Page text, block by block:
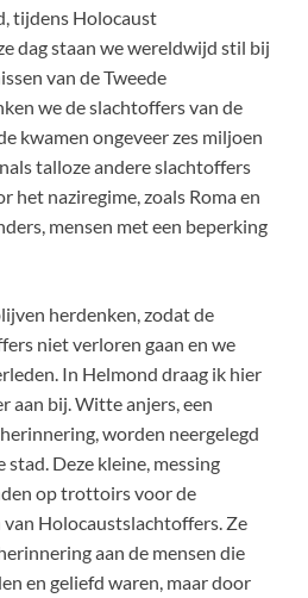
tijdens Holocaust
dag staan we wereldwijd stil bij
van de Tweede
we de slachtoffers van de
kwamen ongeveer zes miljoen
talloze andere slachtoffers
het naziregime, zoals Roma en
mensen met een beperking
herdenken, zodat de
niet verloren gaan en we
In Helmond draag ik hier
aan bij. Witte anjers, een
worden neergelegd
Deze kleine, messing
op trottoirs voor de
Holocaustslachtoffers. Ze
aan de mensen die
en geliefd waren, maar door